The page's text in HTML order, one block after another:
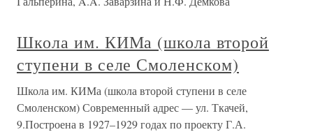
Школа им. КИМа (школа второй
ступени в селе Смоленском)
Школа им. КИМа (школа второй ступени в селе
Смоленском) Современный адрес — ул. Ткачей,
9.Построена в 1927–1929 годах по проекту Г.А.